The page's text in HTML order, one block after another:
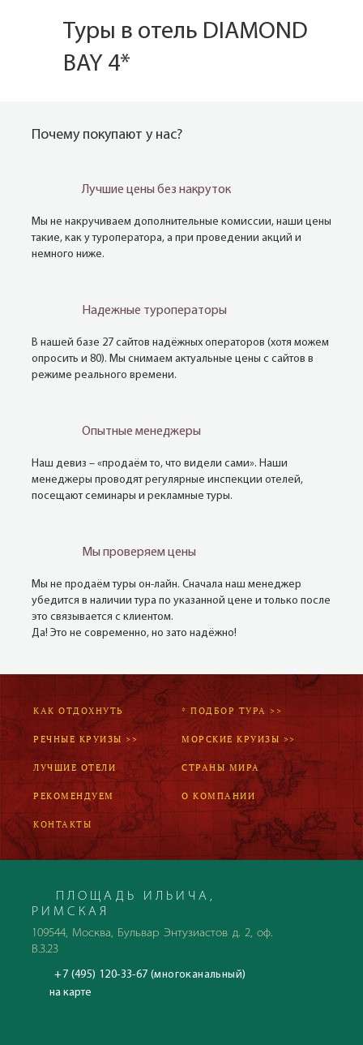
Туры в отель DIAMOND
BAY 4*
Почему покупают у нас?
Лучшие цены без накруток
Мы не накручиваем дополнительные комиссии, наши цены
такие, как у туроператора, а при проведении акций и
немного ниже.
Надежные туроператоры
В нашей базе 27 сайтов надёжных операторов (хотя можем
опросить и 80). Мы снимаем актуальные цены с сайтов в
режиме реального времени.
Опытные менеджеры
Наш девиз – «продаём то, что видели сами». Наши
менеджеры проводят регулярные инспекции отелей,
посещают семинары и рекламные туры.
Мы проверяем цены
Мы не продаём туры он-лайн. Сначала наш менеджер
убедится в наличии тура по указанной цене и только после
это связывается с клиентом.
Да! Это не современно, но зато надёжно!
КАК ОТДОХНУТЬ * ПОДБОР ТУРА >>
РЕЧНЫЕ КРУИЗЫ >> МОРСКИЕ КРУИЗЫ >>
ЛУЧШИЕ ОТЕЛИ СТРАНЫ МИРА
РЕКОМЕНДУЕМ О КОМПАНИИ
КОНТАКТЫ
ПЛОЩАДЬ ИЛЬИЧА,
РИМСКАЯ
109544, Москва, Бульвар Энтузиастов д. 2, оф.
В.3.23
+7 (495) 120-33-67 (многоканальный)
на карте